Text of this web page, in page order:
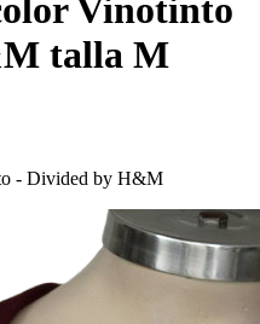
Vinotinto
talla M
- Divided by H&M